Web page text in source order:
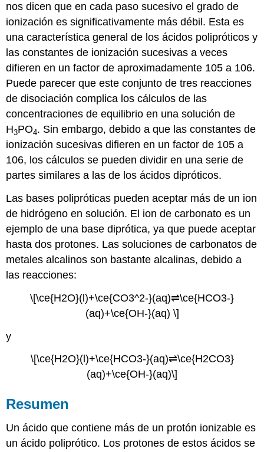
nos dicen que en cada paso sucesivo el grado de
ionización es significativamente más débil. Esta es
una característica general de los ácidos polipróticos y
las constantes de ionización sucesivas a veces
difieren en un factor de aproximadamente 105 a 106.
Puede parecer que este conjunto de tres reacciones
de disociación complica los cálculos de las
concentraciones de equilibrio en una solución de
H3PO4. Sin embargo, debido a que las constantes de
ionización sucesivas difieren en un factor de 105 a
106, los cálculos se pueden dividir en una serie de
partes similares a las de los ácidos dipróticos.
Las bases polipróticas pueden aceptar más de un ion
de hidrógeno en solución. El ion de carbonato es un
ejemplo de una base diprótica, ya que puede aceptar
hasta dos protones. Las soluciones de carbonatos de
metales alcalinos son bastante alcalinas, debido a
las reacciones:
\[\ce{H2O}(l)+\ce{CO3^2-}(aq)⇌\ce{HCO3-}
(aq)+\ce{OH-}(aq) \]
y
\[\ce{H2O}(l)+\ce{HCO3-}(aq)⇌\ce{H2CO3}
(aq)+\ce{OH-}(aq)\]
Resumen
Un ácido que contiene más de un protón ionizable es
un ácido poliprótico. Los protones de estos ácidos se